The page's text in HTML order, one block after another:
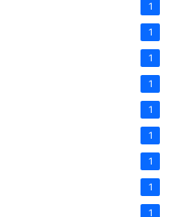
1
1
1
1
1
1
1
1
1